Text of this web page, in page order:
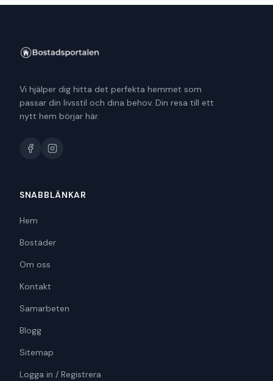
Vi hjälper dig hitta det perfekta hemmet som
passar din livsstil och dina behov. Din resa till ett
nytt hem börjar här.
SNABBLÄNKAR
Hem
Bostäder
Om oss
Kontakt
Samarbeten
Blogg
Sitemap
Logga in / Registrera